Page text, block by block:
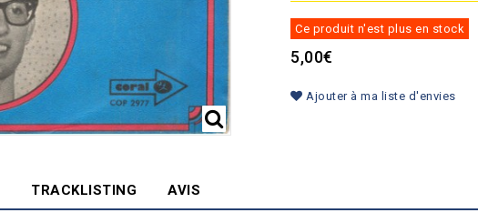
Ce produit n'est plus en stock
5,00€
Ajouter à ma liste d'envies
TRACKLISTING AVIS